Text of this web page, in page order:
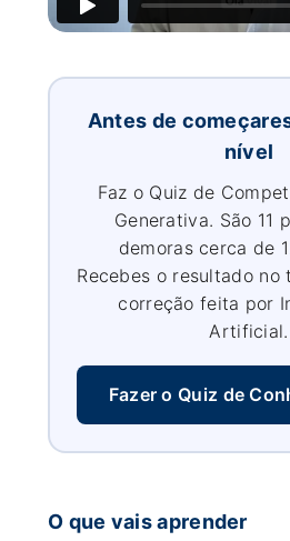
Antes de
nível
Faz o Quiz de
Generativa. São 11
demoras cerca de
Recebes o resultado no
correção feita por
Artificial.
Fazer o Quiz de
O que vais aprender